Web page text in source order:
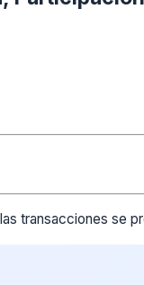
transacciones se